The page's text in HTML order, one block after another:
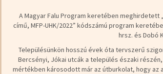
A Magyar Falu Program keretében
című, MFP-UHK/2022” kódszámú program
hrsz. és Dobó
Településünkön hosszú évek óta tervszerű
Bercsényi, Jókai utcák a település északi
mértékben károsodott már az útburkolat, hogy az